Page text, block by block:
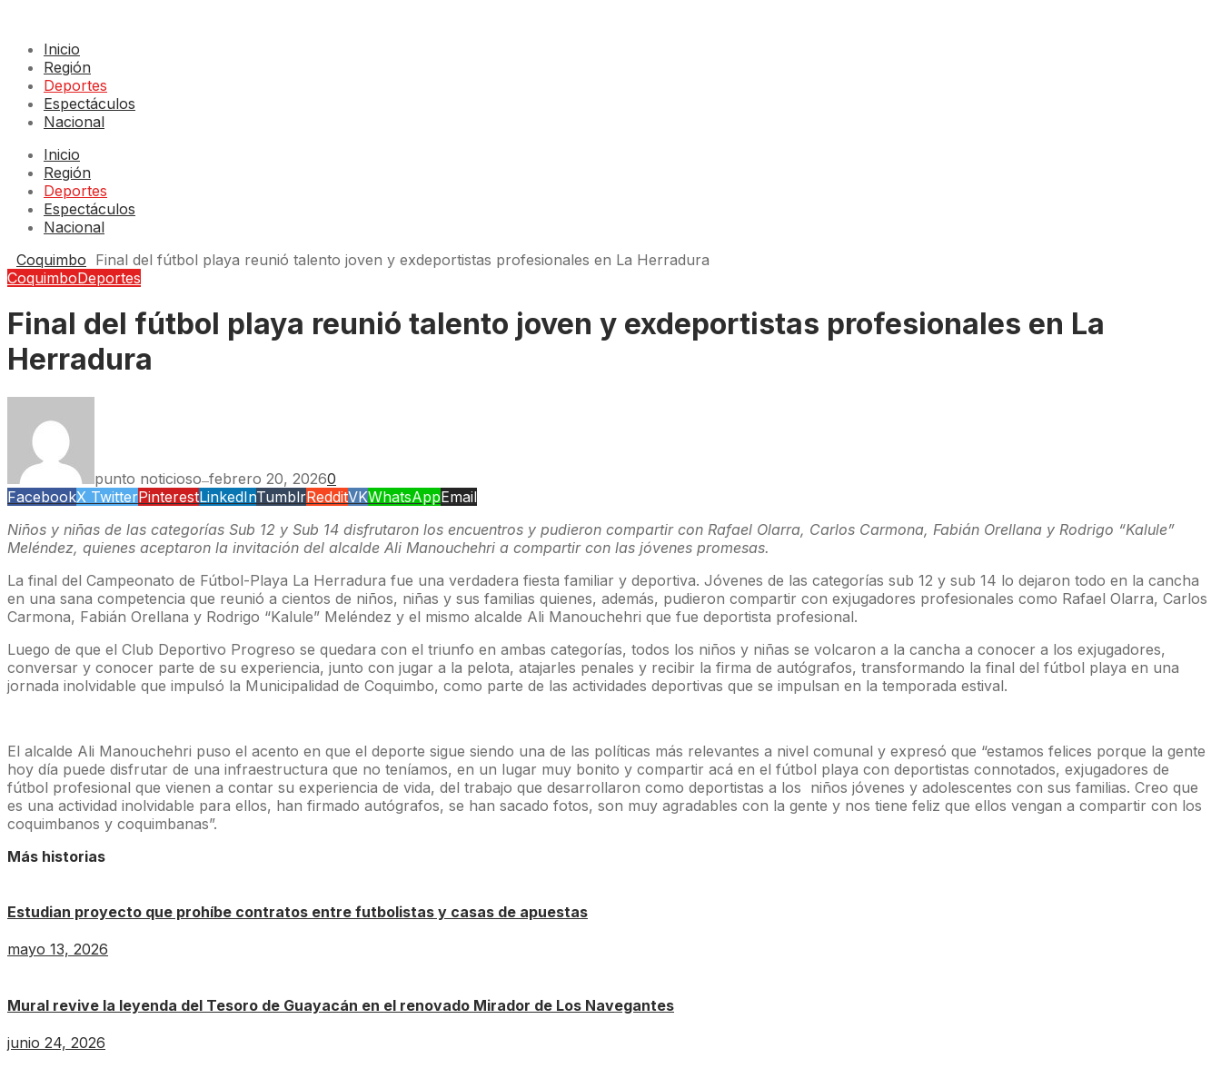
Inicio
Región
Deportes
Espectáculos
Nacional
Inicio
Región
Deportes
Espectáculos
Nacional
Coquimbo Final del fútbol playa reunió talento joven y exdeportistas profesionales en La Herradura
CoquimboDeportes
Final del fútbol playa reunió talento joven y exdeportistas profesionales en La
Herradura
punto noticioso—febrero 20, 20260
FacebookX TwitterPinterestLinkedInTumblrRedditVKWhatsAppEmail
Niños y niñas de las categorías Sub 12 y Sub 14 disfrutaron los encuentros y pudieron compartir con Rafael Olarra, Carlos Carmona, Fabián Orellana y Rodrigo “Kalule”
Meléndez, quienes aceptaron la invitación del alcalde Ali Manouchehri a compartir con las jóvenes promesas.
La final del Campeonato de Fútbol-Playa La Herradura fue una verdadera fiesta familiar y deportiva. Jóvenes de las categorías sub 12 y sub 14 lo dejaron todo en la cancha
en una sana competencia que reunió a cientos de niños, niñas y sus familias quienes, además, pudieron compartir con exjugadores profesionales como Rafael Olarra, Carlos
Carmona, Fabián Orellana y Rodrigo “Kalule” Meléndez y el mismo alcalde Ali Manouchehri que fue deportista profesional.
Luego de que el Club Deportivo Progreso se quedara con el triunfo en ambas categorías, todos los niños y niñas se volcaron a la cancha a conocer a los exjugadores,
conversar y conocer parte de su experiencia, junto con jugar a la pelota, atajarles penales y recibir la firma de autógrafos, transformando la final del fútbol playa en una
jornada inolvidable que impulsó la Municipalidad de Coquimbo, como parte de las actividades deportivas que se impulsan en la temporada estival.
El alcalde Ali Manouchehri puso el acento en que el deporte sigue siendo una de las políticas más relevantes a nivel comunal y expresó que “estamos felices porque la gente
hoy día puede disfrutar de una infraestructura que no teníamos, en un lugar muy bonito y compartir acá en el fútbol playa con deportistas connotados, exjugadores de
fútbol profesional que vienen a contar su experiencia de vida, del trabajo que desarrollaron como deportistas a los niños jóvenes y adolescentes con sus familias. Creo que
es una actividad inolvidable para ellos, han firmado autógrafos, se han sacado fotos, son muy agradables con la gente y nos tiene feliz que ellos vengan a compartir con los
coquimbanos y coquimbanas”.
Más historias
Estudian proyecto que prohíbe contratos entre futbolistas y casas de apuestas
mayo 13, 2026
Mural revive la leyenda del Tesoro de Guayacán en el renovado Mirador de Los Navegantes
junio 24, 2026